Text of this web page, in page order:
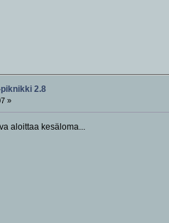
2.8
»
aloittaa kesäloma...